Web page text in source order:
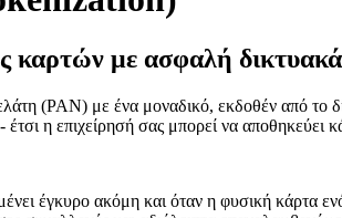
καρτών με ασφαλή
(PAN) με ένα μοναδικό, εκδοθέν από
η επιχείρησή σας μπορεί να αποθηκεύει
έγκυρο ακόμη και όταν η φυσική κάρτα